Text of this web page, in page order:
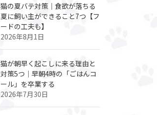
猫の夏バテ対策｜食欲が落ちる
夏に飼い主ができること7つ【フ
ードの工夫も】
2026年8月1日
猫が朝早く起こしに来る理由と
対策5つ｜早朝4時の「ごはんコ
ール」を卒業する
2026年7月30日